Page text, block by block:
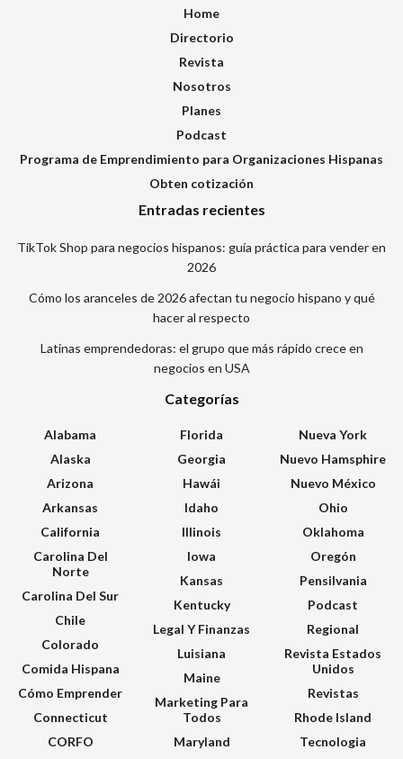
Home
Directorio
Revista
Nosotros
Planes
Podcast
Programa de Emprendimiento para Organizaciones Hispanas
Obten cotización
Entradas recientes
TikTok Shop para negocios hispanos: guía práctica para vender en
2026
Cómo los aranceles de 2026 afectan tu negocio hispano y qué
hacer al respecto
Latinas emprendedoras: el grupo que más rápido crece en
negocios en USA
Categorías
Alabama
Alaska
Arizona
Arkansas
California
Carolina Del
Norte
Carolina Del Sur
Chile
Colorado
Comida Hispana
Cómo Emprender
Connecticut
CORFO
Florida
Georgia
Hawái
Idaho
Illinois
Iowa
Kansas
Kentucky
Legal Y Finanzas
Luisiana
Maine
Marketing Para
Todos
Maryland
Nueva York
Nuevo Hamsphire
Nuevo México
Ohio
Oklahoma
Oregón
Pensilvania
Podcast
Regional
Revista Estados
Unidos
Revistas
Rhode Island
Tecnologia